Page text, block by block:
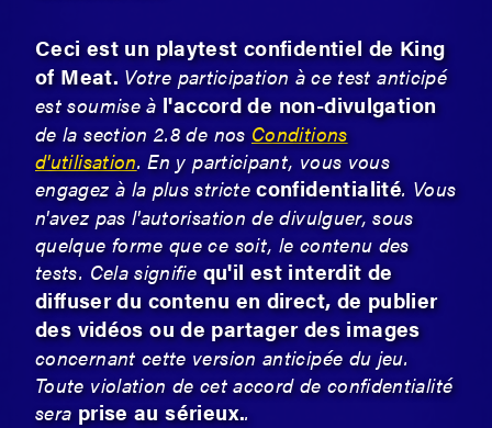
Ceci est un playtest confidentiel de King
of Meat. Votre participation à ce test anticipé
est soumise àl'accord de non-divulgation
de la section 2.8 de nos Conditions
d'utilisation. En y participant, vous vous
engagez à la plus stricteconfidentialité. Vous
n'avez pas l'autorisation de divulguer, sous
quelque forme que ce soit, le contenu des
tests. Cela signifiequ'il est interdit de
diffuser du contenu en direct, de publier
des vidéos ou de partager des images
concernant cette version anticipée du jeu.
Toute violation de cet accord de confidentialité
seraprise au sérieux..